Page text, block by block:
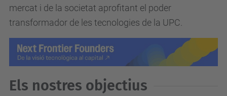
mercat i de la societat aprofitant el poder
transformador de les tecnologies de la UPC.
Els nostres objectius